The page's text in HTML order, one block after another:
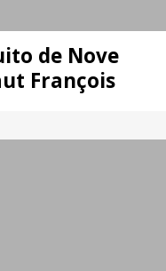
de Nove
François